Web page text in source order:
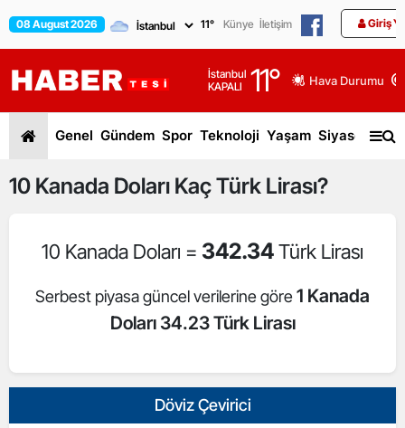
08 August 2026 11° Künye İletişim Giriş
İstanbul
KAPALI
11° Hava Durumu
Genel Gündem Spor Teknoloji Yaşam Siyaset
10 Kanada Doları Kaç Türk Lirası?
10 Kanada Doları = 342.34Türk Lirası
Serbest piyasa güncel verilerine göre 1 Kanada
Doları 34.23 Türk Lirası
Döviz Çevirici